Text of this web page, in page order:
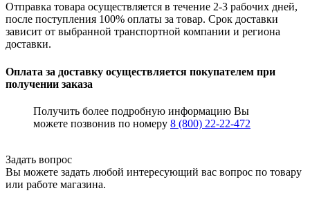
Отправка товара осуществляется в течение 2-3 рабочих дней,
после поступления 100% оплаты за товар. Срок доставки
зависит от выбранной транспортной компании и региона
доставки.
Оплата за доставку осуществляется покупателем при
получении заказа
Получить более подробную информацию Вы
можете позвонив по номеру 8 (800) 22-22-472
Задать вопрос
Вы можете задать любой интересующий вас вопрос по товару
или работе магазина.